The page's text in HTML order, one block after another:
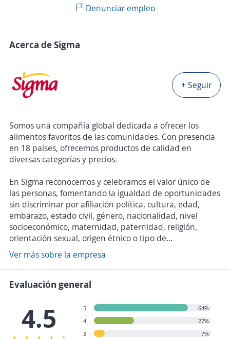
Denunciar empleo
Acerca de Sigma
+ Seguir
Somos una compañía global dedicada a ofrecer los
alimentos favoritos de las comunidades. Con presencia
en 18 países, ofrecemos productos de calidad en
diversas categorías y precios.
En Sigma reconocemos y celebramos el valor único de
las personas, fomentando la igualdad de oportunidades
sin discriminar por afiliación política, cultura, edad,
embarazo, estado civil, género, nacionalidad, nivel
socioeconómico, maternidad, paternidad, religión,
orientación sexual, origen étnico o tipo de...
Ver más sobre la empresa
Evaluación general
4.5 5
64%
4
27%
3
7%